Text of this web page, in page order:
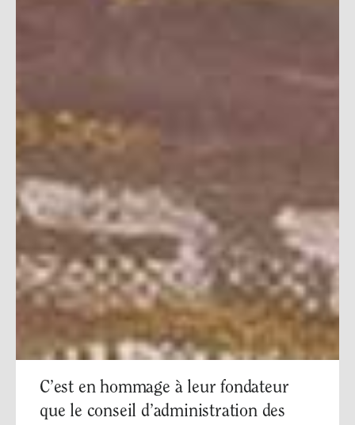
C’est en hommage à leur fondateur
que le conseil d’administration des